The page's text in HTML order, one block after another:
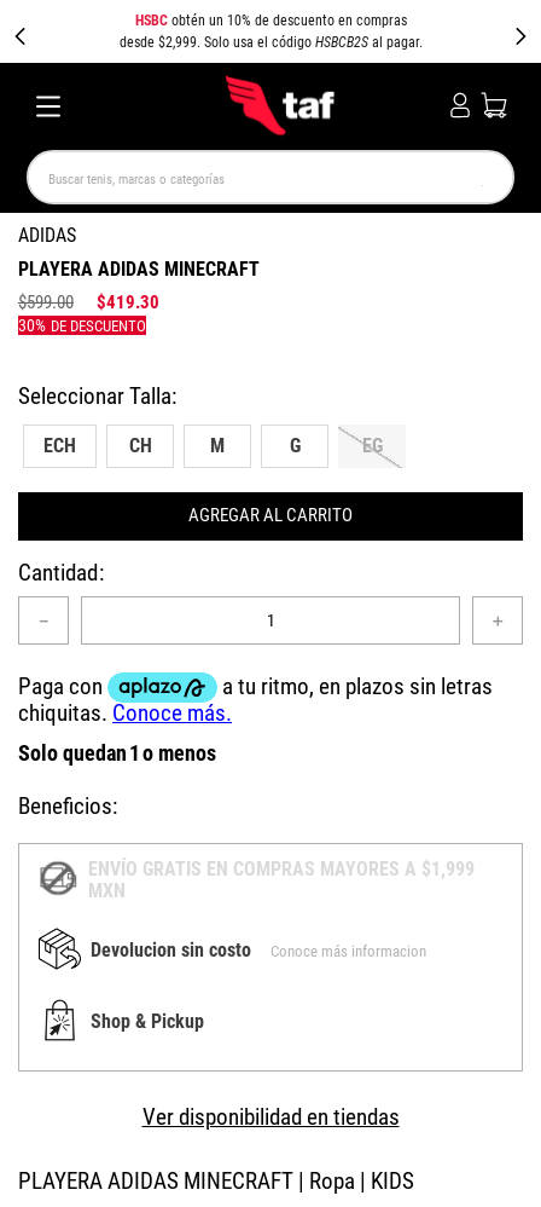
HSBCobtén un 10% de descuento en compras
desde $2,999. Solo usa el código HSBCB2Sal pagar.
Buscar tenis, marcas o categorías
ADIDAS
PLAYERA ADIDAS MINECRAFT
$599.00 $419.30
ECH CH M G EG
AGREGAR AL CARRITO
Cantidad
＋
－
Solo quedan 1 o menos
Beneficios:
ENVÍO GRATIS EN COMPRAS MAYORES A $1,999
MXN
Devolucion sin costo Conoce más informacion
Shop & Pickup
Ver disponibilidad en tiendas
PLAYERA ADIDAS MINECRAFT | Ropa | KIDS
TÉRMINOS MÁS BUSCADOS
NEW BALANCE SAMBA AIR FORCE 1
SPEEDCAT JORDAN 1